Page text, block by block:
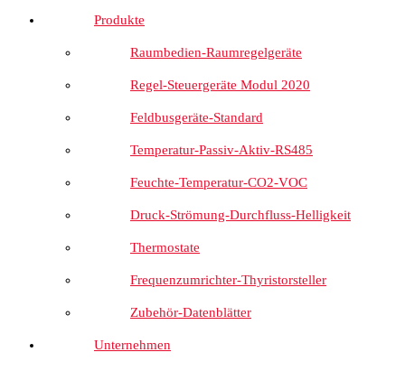
Produkte
Raumbedien-Raumregelgeräte
Regel-Steuergeräte Modul 2020
Feldbusgeräte-Standard
Temperatur-Passiv-Aktiv-RS485
Feuchte-Temperatur-CO2-VOC
Druck-Strömung-Durchfluss-Helligkeit
Thermostate
Frequenzumrichter-Thyristorsteller
Zubehör-Datenblätter
Unternehmen